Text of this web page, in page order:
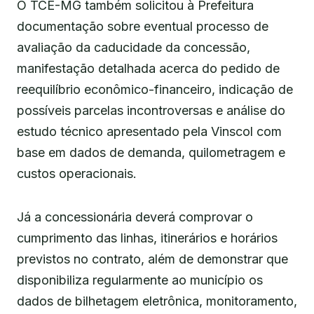
O TCE-MG também solicitou à Prefeitura
documentação sobre eventual processo de
avaliação da caducidade da concessão,
manifestação detalhada acerca do pedido de
reequilíbrio econômico-financeiro, indicação de
possíveis parcelas incontroversas e análise do
estudo técnico apresentado pela Vinscol com
base em dados de demanda, quilometragem e
custos operacionais.
Já a concessionária deverá comprovar o
cumprimento das linhas, itinerários e horários
previstos no contrato, além de demonstrar que
disponibiliza regularmente ao município os
dados de bilhetagem eletrônica, monitoramento,